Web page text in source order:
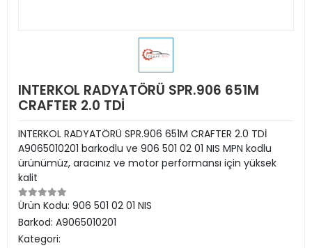
INTERKOL RADYATÖRÜ SPR.906 651M
CRAFTER 2.0 TDİ
INTERKOL RADYATÖRÜ SPR.906 651M CRAFTER 2.0 TDİ
A9065010201 barkodlu ve 906 501 02 01 NIS MPN kodlu
ürünümüz, aracınız ve motor performansı için yüksek
kalit
Ürün Kodu: 906 501 02 01 NIS
Barkod: A9065010201
Kategori: